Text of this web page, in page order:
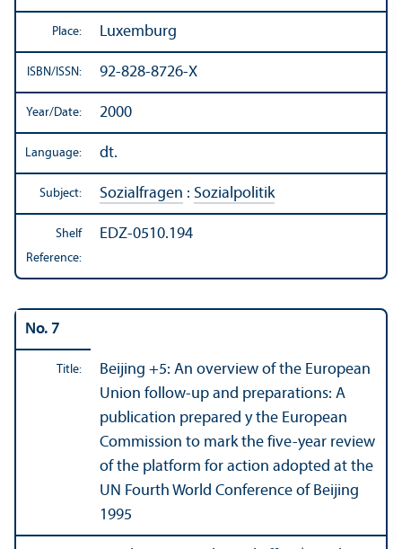
Place: Luxemburg
ISBN/ISSN: 92-828-8726-X
Year/Date: 2000
Language: dt.
Subject: Sozialfragen : Sozialpolitik
Shelf
Reference:
EDZ-0510.194
No. 7
Title:
Beijing +5: An overview of the European
Union follow-up and preparations: A
publication prepared y the European
Commission to mark the five-year review
of the platform for action adopted at the
UN Fourth World Conference of Beijing
1995